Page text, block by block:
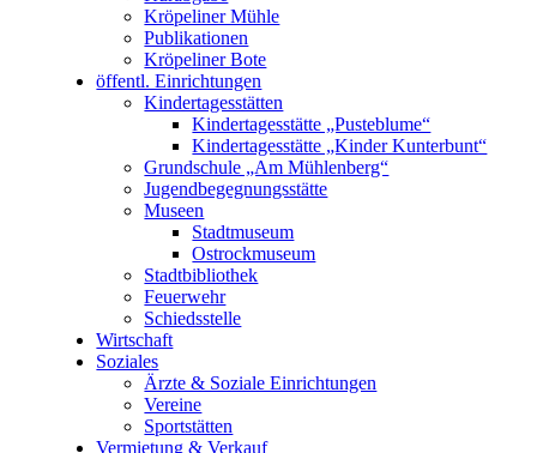
Kröpeliner Mühle
Publikationen
Kröpeliner Bote
öffentl. Einrichtungen
Kindertagesstätten
Kindertagesstätte „Pusteblume“
Kindertagesstätte „Kinder Kunterbunt“
Grundschule „Am Mühlenberg“
Jugendbegegnungsstätte
Museen
Stadtmuseum
Ostrockmuseum
Stadtbibliothek
Feuerwehr
Schiedsstelle
Wirtschaft
Soziales
Ärzte & Soziale Einrichtungen
Vereine
Sportstätten
Vermietung & Verkauf